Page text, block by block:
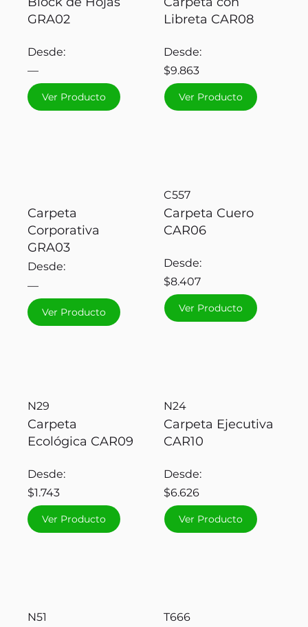
GRA02
Desde:
—
Ver Producto
Libreta CAR08
Desde:
$9.863
Ver Producto
Carpeta
Corporativa
GRA03
Desde:
—
Ver Producto
C557
Carpeta Cuero
CAR06
Desde:
$8.407
Ver Producto
N29
Carpeta
Ecológica CAR09
Desde:
$1.743
Ver Producto
N24
Carpeta Ejecutiva
CAR10
Desde:
$6.626
Ver Producto
N51 T666